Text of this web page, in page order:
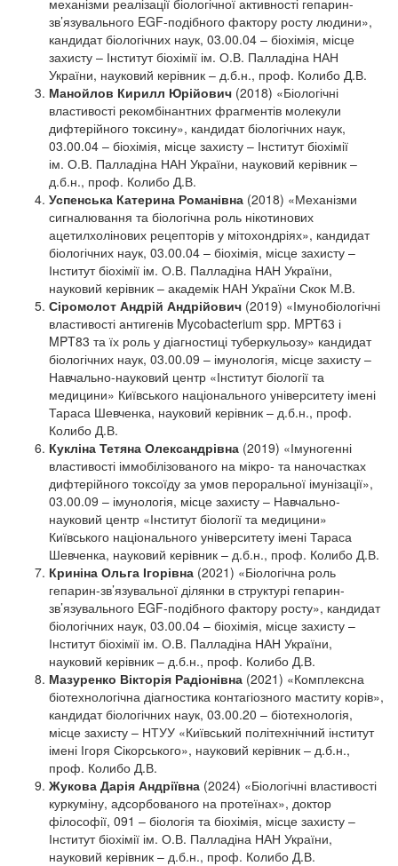
зв’язувального EGF-подібного фактору росту людини»,
кандидат біологічних наук, 03.00.04 – біохімія, місце
захисту – Інститут біохімії ім. О.В. Палладіна НАН
України, науковий керівник – д.б.н., проф. Колибо Д.В.
Манойлов Кирилл Юрійович (2018) «Біологічні
властивості рекомбінантних фрагментів молекули
дифтерійного токсину», кандидат біологічних наук,
03.00.04 – біохімія, місце захисту – Інститут біохімії
ім. О.В. Палладіна НАН України, науковий керівник –
д.б.н., проф. Колибо Д.В.
Успенська Катерина Романівна (2018) «Механізми
сигналювання та біологічна роль нікотинових
ацетилхолінових рецепторів у мітохондріях», кандидат
біологічних наук, 03.00.04 – біохімія, місце захисту –
Інститут біохімії ім. О.В. Палладіна НАН України,
науковий керівник – академік НАН України Скок М.В.
Сіромолот Андрій Андрійович (2019) «Імунобіологічні
властивості антигенів Mycobacterium spp. MPT63 і
MPT83 та їх роль у діагностиці туберкульозу» кандидат
біологічних наук, 03.00.09 – імунологія, місце захисту –
Навчально-науковий центр «Інститут біології та
медицини» Київського національного університету імені
Тараса Шевченка, науковий керівник – д.б.н., проф.
Колибо Д.В.
Кукліна Тетяна Олександрівна (2019) «Імуногенні
властивості іммобілізованого на мікро- та наночастках
дифтерійного токсоїду за умов пероральної імунізації»,
03.00.09 – імунологія, місце захисту – Навчально-
науковий центр «Інститут біології та медицини»
Київського національного університету імені Тараса
Шевченка, науковий керівник – д.б.н., проф. Колибо Д.В.
Криніна Ольга Ігорівна (2021) «Біологічна роль
гепарин-зв’язувальної ділянки в структурі гепарин-
зв’язувального EGF-подібного фактору росту», кандидат
біологічних наук, 03.00.04 – біохімія, місце захисту –
Інститут біохімії ім. О.В. Палладіна НАН України,
науковий керівник – д.б.н., проф. Колибо Д.В.
Мазуренко Вікторія Радіонівна (2021) «Комплексна
біотехнологічна діагностика контагіозного маститу корів»,
кандидат біологічних наук, 03.00.20 – біотехнологія,
місце захисту – НТУУ «Київський політехнічний інститут
імені Ігоря Сікорського», науковий керівник – д.б.н.,
проф. Колибо Д.В.
Жукова Дарія Андріївна (2024) «Біологічні властивості
куркуміну, адсорбованого на протеїнах», доктор
філософії, 091 – біологія та біохімія, місце захисту –
Інститут біохімії ім. О.В. Палладіна НАН України,
науковий керівник – д.б.н., проф. Колибо Д.В.